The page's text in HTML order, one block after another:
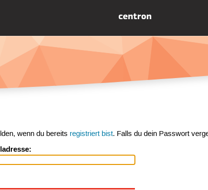
wenn du bereits registriert bist. Falls du dein Passwort